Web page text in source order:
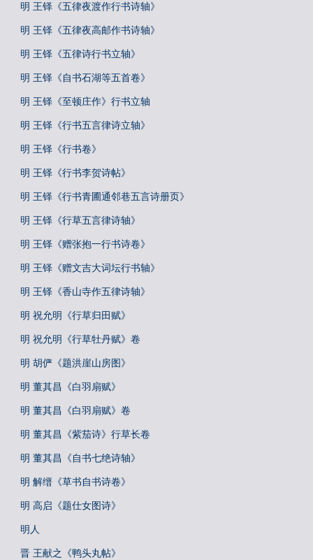
明 王铎《五律夜渡作行书诗轴》
明 王铎《五律夜高邮作书诗轴》
明 王铎《五律诗行书立轴》
明 王铎《自书石湖等五首卷》
明 王铎《至顿庄作》行书立轴
明 王铎《行书五言律诗立轴》
明 王铎《行书卷》
明 王铎《行书李贺诗帖》
明 王铎《行书青圃通邻巷五言诗册页》
明 王铎《行草五言律诗轴》
明 王铎《赠张抱一行书诗卷》
明 王铎《赠文吉大词坛行书轴》
明 王铎《香山寺作五律诗轴》
明 祝允明《行草归田赋》
明 祝允明《行草牡丹赋》卷
明 胡俨《题洪崖山房图》
明 董其昌《白羽扇赋》
明 董其昌《白羽扇赋》卷
明 董其昌《紫茄诗》行草长卷
明 董其昌《自书七绝诗轴》
明 解缙《草书自书诗卷》
明 高启《题仕女图诗》
明人
晋 王献之《鸭头丸帖》